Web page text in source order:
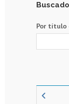
Por título